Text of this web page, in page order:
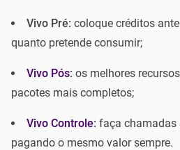
Vivo Pré: coloque créditos
quanto pretende consumir;
Vivo Pós: os melhores
pacotes mais completos;
Vivo Controle: faça chamadas
pagando o mesmo valor sempre.